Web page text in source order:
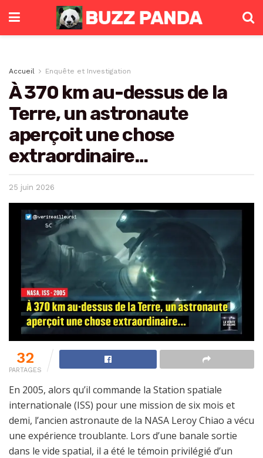
Accueil Enquête et Investigation
À 370 km au-dessus de la
Terre, un astronaute
aperçoit une chose
extraordinaire…
25 juin 2026
32
PARTAGES
En 2005, alors qu’il commande la Station spatiale
internationale (ISS) pour une mission de six mois et
demi, l’ancien astronaute de la NASA Leroy Chiao a vécu
une expérience troublante. Lors d’une banale sortie
dans le vide spatial, il a été le témoin privilégié d’un